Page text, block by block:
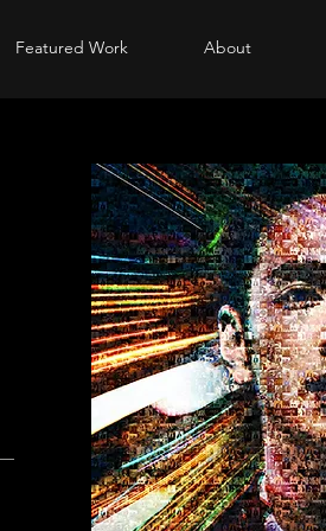
Featured Work About